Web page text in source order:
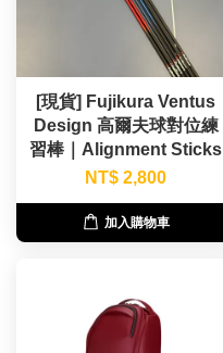
[現貨] Fujikura Ventus
Design 高爾夫球對位練
習棒｜Alignment Sticks
NT$ 2,800
加入購物車